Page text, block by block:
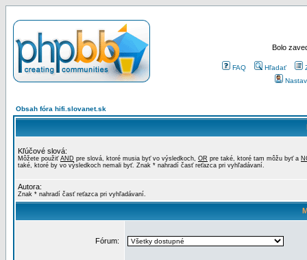
Bolo
FAQ Hľadať
Obsah fóra hifi.slovanet.sk
Kľúčové slová:
Môžete použiť AND pre slová, ktoré musia byť vo výsledkoch, OR pre také, ktoré tam môžu byť a
také, ktoré by vo výsledkoch nemali byť. Znak * nahradí časť reťazca pri vyhľadávaní.
Autora:
Znak * nahradí časť reťazca pri vyhľadávaní.
Fórum: